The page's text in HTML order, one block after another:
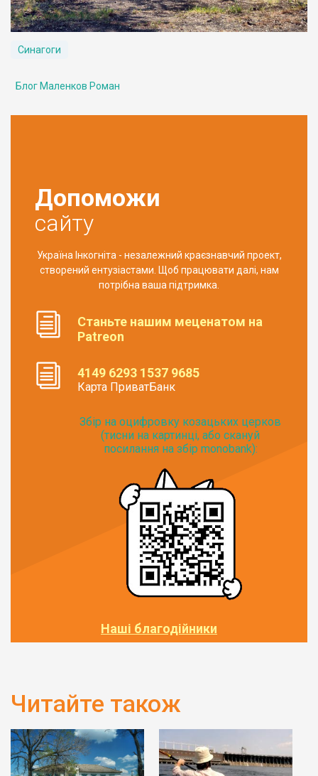
Синагоги
Блог Маленков Роман
Допоможи
сайту
Україна Інкогніта - незалежний краєзнавчий проект,
створений ентузіастами. Щоб працювати далі, нам
потрібна ваша підтримка.
Станьте нашим меценатом на
Patreon
4149 6293 1537 9685
Карта ПриватБанк
Збір на оцифровку козацьких церков
(тисни на картинці, або скануй
посилання на збір monobank):
Наші благодійники
Читайте також